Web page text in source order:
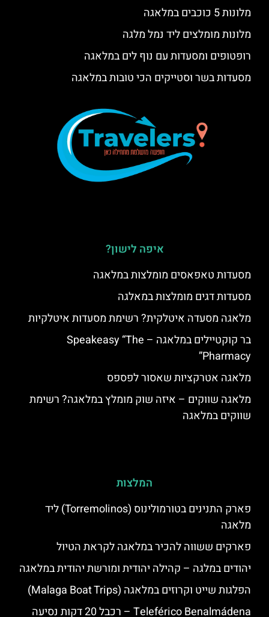
מלונות 5 כוכבים במלאגה
מלונות מומלצים ליד נמל מלגה
רופטופים ומסעדות עם נוף לים במלאגה
מסעדות בשר וסטייקים הכי טובות במלאגה
איפה לישון?
מסעדות טאפאסים מומלצות במלאגה
מסעדות דגים מומלצות במאלגה
מלאגה מסעדה איטלקית? רשימת מסעדות איטלקיות
בר קוקטיילים במלאגה – Speakeasy “The
Pharmacy”
מלאגה אטרקציות שאסור לפספס
מלאגה שווקים – איזה שוק מומלץ במלאגה? רשימת
שווקים במלאגה
המלצות
פארק התנינים בטורמולינוס (Torremolinos) ליד
מלאגה
פארקים ששווה להכיר במלאגה לקראת הטיול
יהודים במלגה – קהילה יהודית ומורשת יהודית במלאגה
הפלגות שייט וקרוזים במלאגה (Malaga Boat Trips)
Teleférico Benalmádena – רכבל 20 דקות נסיעה